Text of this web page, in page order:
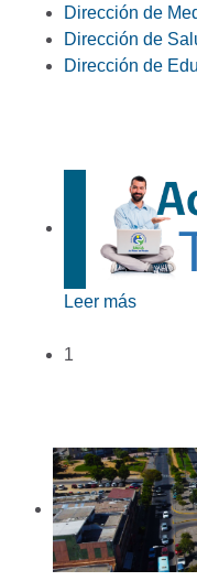
Dirección de
Dirección de
Dirección de
Leer más
1